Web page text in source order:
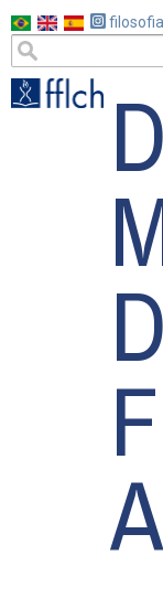
al
contenido
principal
A